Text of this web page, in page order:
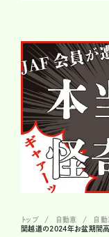
トップ 自動車
自動
関越道の2024年お盆期間